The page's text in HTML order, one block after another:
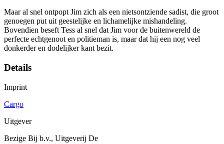
Maar al snel ontpopt Jim zich als een nietsontziende sadist, die groot
genoegen put uit geestelijke en lichamelijke mishandeling.
Bovendien beseft Tess al snel dat Jim voor de buitenwereld de
perfecte echtgenoot en politieman is, maar dat hij een nog veel
donkerder en dodelijker kant bezit.
Details
Imprint
Cargo
Uitgever
Bezige Bij b.v., Uitgeverij De